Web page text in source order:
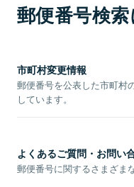
郵便番号検
市町村変更情報
郵便番号を公表した市町村
しています。
よくあるご質問・お問い
郵便番号に関するさまざま